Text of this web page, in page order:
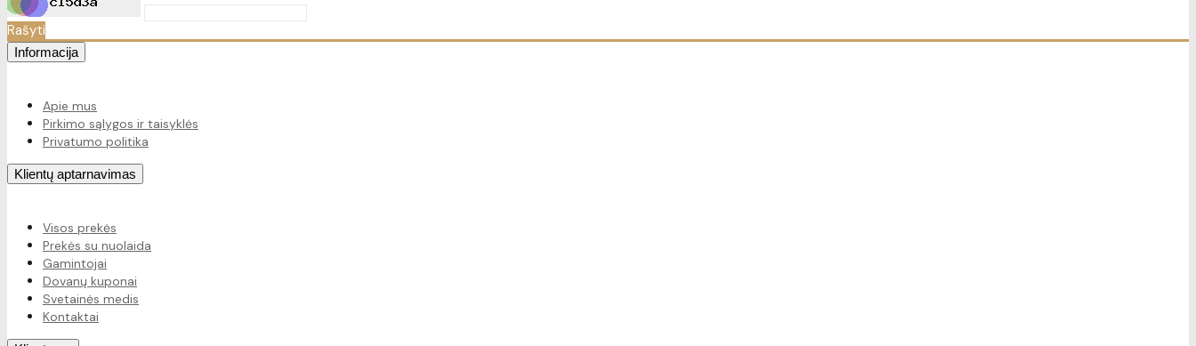
Rašyti
Informacija
Apie mus
Pirkimo sąlygos ir taisyklės
Privatumo politika
Klientų aptarnavimas
Visos prekės
Prekės su nuolaida
Gamintojai
Dovanų kuponai
Svetainės medis
Kontaktai